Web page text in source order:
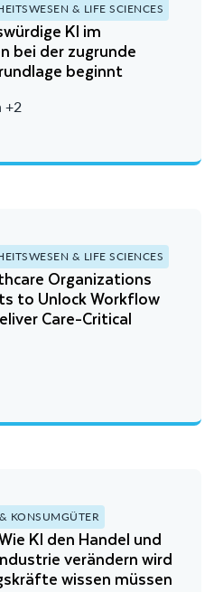
& LIFE SCIENCES
KI im
bei der zugrunde
beginnt
+2
& LIFE SCIENCES
Organizations
to Unlock Workflow
Care-Critical
KONSUMGÜTER
KI den Handel und
verändern wird
wissen müssen